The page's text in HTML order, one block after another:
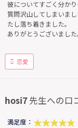
彼についてすごく分か
質問沢山してしまいま
たし落ち着きました。
ありがとうございました
恋愛
hosi7 先生への口
満足度：